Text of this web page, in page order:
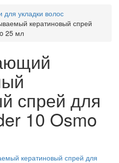
для укладки волос
кератиновый спрей
25 мл
спрей для
10 Osmo